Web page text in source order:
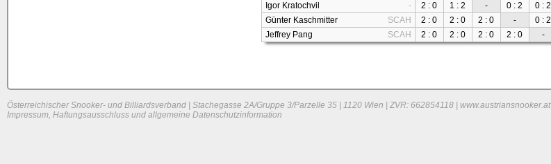
Igor Kratochvil
- 2 : 0 1 : 2 - 0 : 2 0 : 2
Günter Kaschmitter
SCAH 2 : 0 2 : 0 2 : 0 - 0 : 2
Jeffrey Pang
SCAH 2 : 0 2 : 0 2 : 0 2 : 0 -
Österreichischer Snooker- und Billiardsverband | Stachegasse 2A/Gruppe 3/Parzelle 35 | 1120 Wien | ZVR: 662854118 | www.austriansnooker.at
Impressum, Haftungsausschluss und allgemeine Datenschutzinformation